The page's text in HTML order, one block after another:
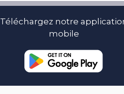
Téléchargez notre
mobile